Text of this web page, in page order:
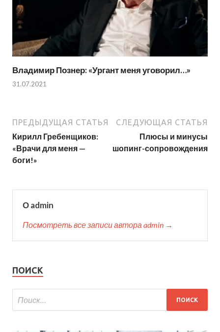
Владимир Познер: «Ургант меня уговорил…»
31.07.2021
ПРЕДЫДУЩАЯ СТАТЬЯ
Кирилл Гребенщиков:
«Врачи для меня —
боги!»
СЛЕДУЮЩАЯ СТАТЬЯ
Плюсы и минусы
шопинг-сопровождения
О admin
Посмотреть все записи автора admin →
ПОИСК